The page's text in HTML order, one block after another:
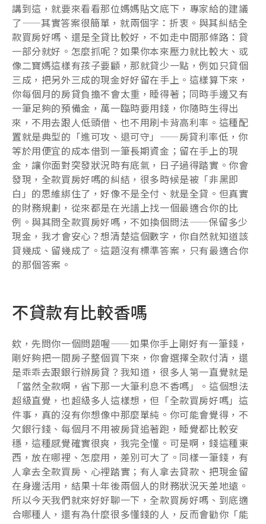
講到這，就要來看看那位媽媽貼文底下，專家給的建議
了——其實答案很簡單，就兩個字：折衷。與其糾結全
款買房好嗎、還是全貸比較好，不如走中間那條路：貸
一部分就好。怎麼抓呢？如果你本來壓力就比較大、或
像二寶媽這樣有孩子要顧，那就貸少一點，例如只貸個
三成，把另外三成的現金好好留在手上。這樣算下來，
你每個月的房貸負擔不會太重，睡得著；同時手邊又有
一筆足夠的預備金，萬一臨時要用錢，你隨時生得出
來，不用去跟人低頭借、也不用刷卡背高利率。這種配
置就是典型的「進可攻、退可守」——房貸利率低，你
等於用便宜的成本借到一筆長期資金；留在手上的現
金，讓你面對突發狀況時有底氣，日子過得踏實。你會
發現，全款買房好嗎的糾結，很多時候是被「非黑即
白」的思維綁住了，好像不是全付、就是全貸。但真實
的財務規劃，從來都是在光譜上找一個最適合你的比
例。與其問全款買房好嗎，不如換個問法——保留多少
現金，我才會安心？想清楚這個數字，你自然就知道該
貸幾成、留幾成了。這題沒有標準答案，只有最適合你
的那個答案。
不貸款有比較香嗎
欸，先問你一個問題喔——如果你手上剛好有一筆錢，
剛好夠把一間房子整個買下來，你會選擇全款付清，還
是乖乖去跟銀行辦房貸？我知道，很多人第一直覺就是
「當然全款啊，省下那一大筆利息不香嗎」。這個想法
超級直覺，也超級多人這樣想，但「全款買房好嗎」這
件事，真的沒有你想像中那麼單純。你可能會覺得，不
欠銀行錢、每個月不用被房貸追著跑，睡覺都比較安
穩，這種感覺確實很爽，我完全懂。可是啊，錢這種東
西，放在哪裡、怎麼用，差別可大了。同樣一筆錢，有
人拿去全款買房、心裡踏實；有人拿去貸款、把現金留
在身邊活用，結果十年後兩個人的財務狀況天差地遠。
所以今天我們就來好好聊一下，全款買房好嗎、到底適
合哪種人，還有為什麼很多懂錢的人，反而會勸你「能